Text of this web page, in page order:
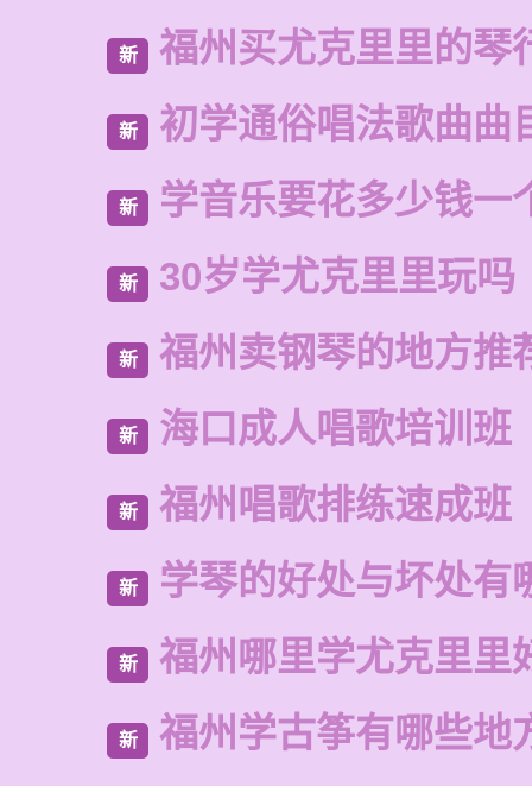
新 福州买尤克里里的琴
新 初学通俗唱法歌曲曲
新 学音乐要花多少钱一
新 30岁学尤克里里玩吗
新 福州卖钢琴的地方推
新 海口成人唱歌培训班
新 福州唱歌排练速成班
新 学琴的好处与坏处有
新 福州哪里学尤克里里
新 福州学古筝有哪些地